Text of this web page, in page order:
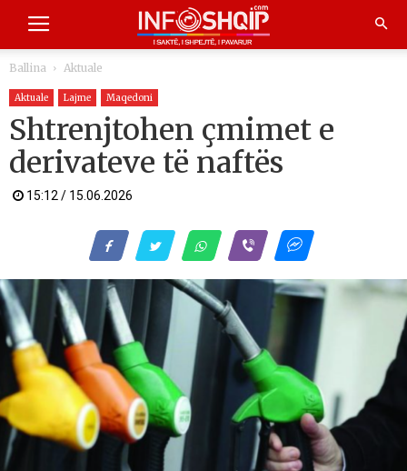
Ballina Aktuale
Aktuale Lajme Maqedoni
Shtrenjtohen çmimet e
derivateve të naftës
15:12 / 15.06.2026